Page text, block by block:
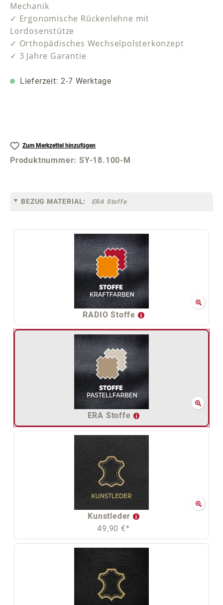
Mechanik
✓ Ergonomische Rückenlehne mit
Lordosenstütze
✓ Orthopädisches Wechselpolsterkonzept
✓ 3 Jahre Garantie
Lieferzeit: 2-7 Werktage
Zum Merkzettel hinzufügen
Produktnummer:SY-18.100-M
BEZUG MATERIAL: ERA Stoffe
RADIO Stoffe
ERA Stoffe
Kunstleder
49,90 €*